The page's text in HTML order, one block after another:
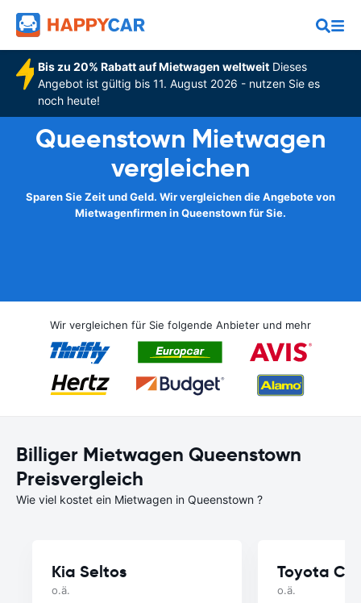
Bis zu 20% Rabatt auf Mietwagen weltweitDieses
Angebot ist gültig bis 11. August 2026 - nutzen Sie es
noch heute!
Queenstown Mietwagen
vergleichen
Sparen Sie Zeit und Geld. Wir vergleichen die Angebote von
Mietwagenfirmen in Queenstown für Sie.
Wir vergleichen für Sie folgende Anbieter und mehr
Billiger Mietwagen Queenstown
Preisvergleich
Wie viel kostet ein Mietwagen in Queenstown ?
Kia Seltos
o.ä.
Toyota
o.ä.